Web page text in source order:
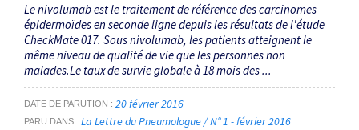
Le nivolumab est le traitement de référence des carcinomes
épidermoïdes en seconde ligne depuis les résultats de l'étude
CheckMate 017. Sous nivolumab, les patients atteignent le
même niveau de qualité de vie que les personnes non
malades.Le taux de survie globale à 18 mois des ...
DATE DE PARUTION 20 février 2016
PARU DANS La Lettre du Pneumologue / N° 1 - février 2016